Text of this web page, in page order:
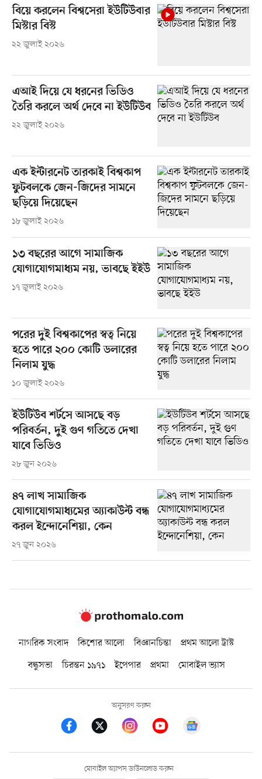
বিয়ে করলেন বিশ্বসেরা ইউটিউবার
মিস্টার বিস্ট
২২ জুলাই ২০২৬
এআই দিয়ে যে ধরনের ভিডিও
তৈরি করলে অর্থ দেবে না ইউটিউব
২২ জুলাই ২০২৬
এক ইন্টারনেট তারকাই বিশ্বকাপ
ফুটবলকে জেন-জিদের সামনে
ছড়িয়ে দিয়েছেন
১৮ জুলাই ২০২৬
১৩ বছরের আগে সামাজিক
যোগাযোগমাধ্যম নয়, ভাবছে ইইউ
১৭ জুলাই ২০২৬
পরের দুই বিশ্বকাপের স্বত্ব নিয়ে
হতে পারে ২০০ কোটি ডলারের
নিলাম যুদ্ধ
১০ জুলাই ২০২৬
ইউটিউব শর্টসে আসছে বড়
পরিবর্তন, দুই গুণ গতিতে দেখা
যাবে ভিডিও
২৮ জুন ২০২৬
৪৭ লাখ সামাজিক
যোগাযোগমাধ্যমের অ্যাকাউন্ট বন্ধ
করল ইন্দোনেশিয়া, কেন
২৭ জুন ২০২৬
নাগরিক সংবাদ কিশোর আলো বিজ্ঞানচিন্তা
প্রথম আলো ট্রাস্ট
বন্ধুসভা
চিরন্তন ১৯৭১ ইপেপার প্রথমা মোবাইল ভ্যাস
অনুসরণ করুন
মোবাইল অ্যাপস ডাউনলোড করুন